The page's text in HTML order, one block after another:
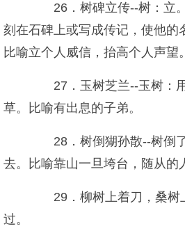
26．树碑立传--树：立
刻在石碑上或写成传记，使他的
比喻立个人威信，抬高个人声望。
27．玉树芝兰--玉树：
草。比喻有出息的子弟。
28．树倒猢孙散--树倒
去。比喻靠山一旦垮台，随从的
29．柳树上着刀，桑树
过。